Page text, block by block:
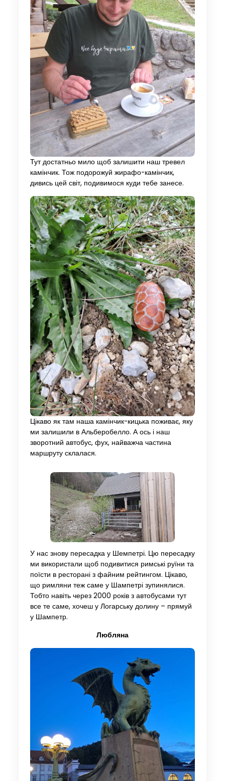
Тут достатньо мило щоб залишити наш тревел
камінчик. Тож подорожуй жирафо-камінчик,
дивись цей світ, подивимося куди тебе занесе.
Цікаво як там наша камінчик-кицька поживає, яку
ми залишили в Альберобелло. А ось і наш
зворотний автобус, фух, найважча частина
маршруту склалася.
У нас знову пересадка у Шемпетрі. Цю пересадку
ми використали щоб подивитися римські руїни та
поїсти в ресторані з файним рейтингом. Цікаво,
що римляни теж саме у Шампетрі зупинялися.
Тобто навіть через 2000 років з автобусами тут
все те саме, хочеш у Логарську долину – прямуй
у Шампетр.
Любляна